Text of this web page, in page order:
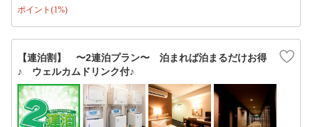
ポイント(1%)
【連泊割】 〜2連泊プラン〜 泊まれば泊まるだけお得
♪ ウェルカムドリンク付♪